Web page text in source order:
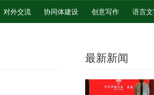
对外交流 协同体建设 创意写作 语言
最新新闻